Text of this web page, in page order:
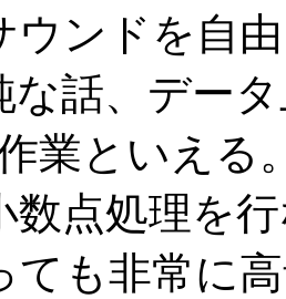
ウンドを自
な話、デー
業といえる
数点処理を
ても非常に